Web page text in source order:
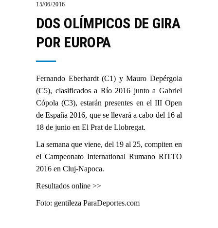
15/06/2016
DOS OLÍMPICOS DE GIRA
POR EUROPA
Fernando Eberhardt(C1) yMauro Depérgola
(C5), clasificados a Río 2016 junto a Gabriel
Cópola (C3), estarán presentes en el III Open
de España 2016, que se llevará a cabo del 16 al
18 de junio en El Prat de Llobregat.
La semana que viene, del 19 al 25, compiten en
el Campeonato International Rumano RITTO
2016 en Cluj-Napoca.
Resultados online >>
Foto: gentileza ParaDeportes.com